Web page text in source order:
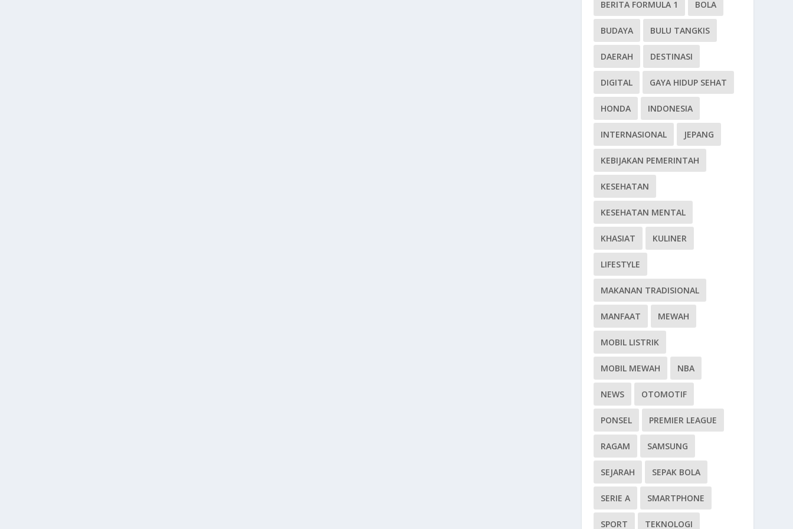
BERITA FORMULA 1 BOLA
BUDAYA BULU TANGKIS
DAERAH DESTINASI
DIGITAL GAYA HIDUP SEHAT
HONDA INDONESIA
INTERNASIONAL JEPANG
KEBIJAKAN PEMERINTAH
KESEHATAN
KESEHATAN MENTAL
KHASIAT KULINER
LIFESTYLE
MAKANAN TRADISIONAL
MANFAAT MEWAH
MOBIL LISTRIK
MOBIL MEWAH NBA
NEWS OTOMOTIF
PONSEL PREMIER LEAGUE
RAGAM SAMSUNG
SEJARAH SEPAK BOLA
SERIE A SMARTPHONE
SPORT TEKNOLOGI